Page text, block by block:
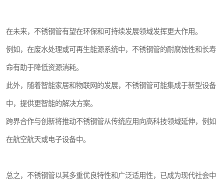
在未来，不锈钢管有望在环保和可持续发展领域发挥更大作用。
例如，在废水处理或可再生能源系统中，不锈钢管的耐腐蚀性和长寿
命有助于降低资源消耗。
此外，随着智能家居和物联网的发展，不锈钢管可能集成于新型设备
中，提供更智能的解决方案。
跨界合作与创新将推动不锈钢管从传统应用向高科技领域延伸，例如
在航空航天或电子设备中。
总之，不锈钢管以其多重优良特性和广泛适用性，已成为现代社会中